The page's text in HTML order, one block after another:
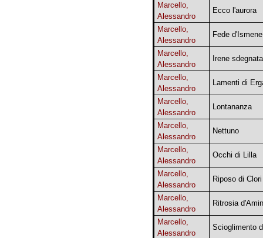
Marcello,
Alessandro
Ecco l'aurora
Marcello,
Alessandro
Fede d'Ismene
Marcello,
Alessandro
Irene sdegnata
Marcello,
Alessandro
Lamenti di
Marcello,
Alessandro
Lontananza
Marcello,
Alessandro
Nettuno
Marcello,
Alessandro
Occhi di Lilla
Marcello,
Alessandro
Riposo di Clori
Marcello,
Alessandro
Ritrosia
Marcello,
Alessandro
Scioglimento